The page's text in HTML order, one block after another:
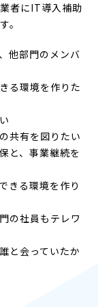
者にIT導入補助
。
他部門のメンバ
る環境を作りた
共有を図りたい
と、事業継続を
きる環境を作り
の社員もテレワ
と会っていたか